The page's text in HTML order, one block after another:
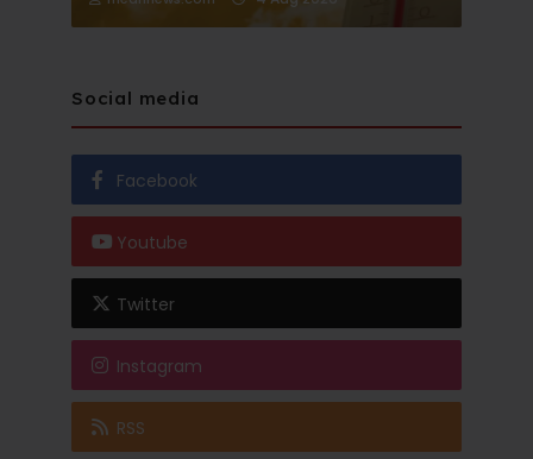
Social media
Facebook
Youtube
Twitter
Instagram
RSS